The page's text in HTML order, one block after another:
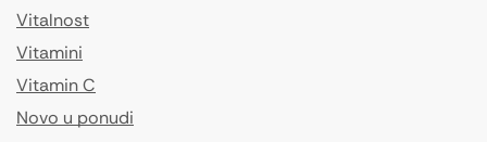
Vitalnost
Vitamini
Vitamin C
Novo u ponudi